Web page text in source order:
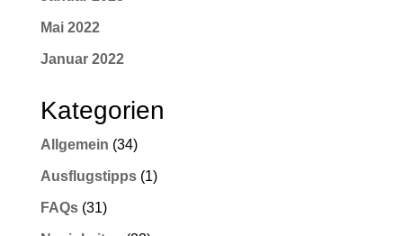
Mai 2022
Januar 2022
Kategorien
Allgemein (34)
Ausflugstipps(1)
FAQs(31)